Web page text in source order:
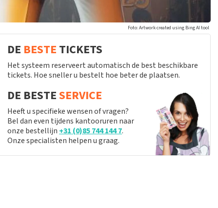
Foto: Artwork created using Bing AI tool
DE BESTE TICKETS
Het systeem reserveert automatisch de best beschikbare
tickets. Hoe sneller u bestelt hoe beter de plaatsen.
DE BESTESERVICE
Heeft u specifieke wensen of vragen?
Bel dan even tijdens kantooruren naar
onze bestellijn +31 (0)85 744 144 7.
Onze specialisten helpen u graag.